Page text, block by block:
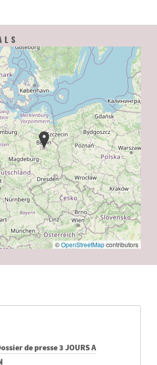
©OpenStreetMapcontributors
de presse 3 JOURS A